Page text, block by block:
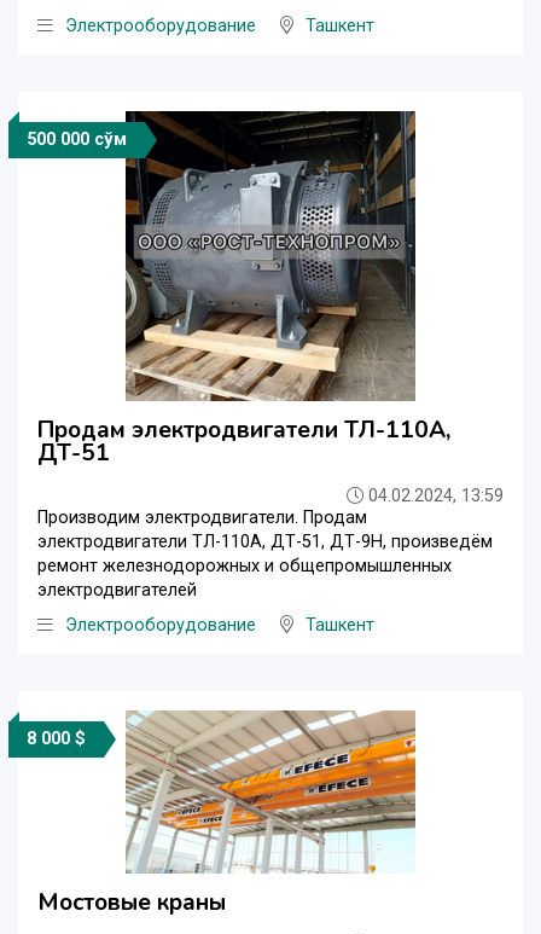
Электрооборудование
Ташкент
500 000 сўм
Продам электродвигатели ТЛ-110А,
ДТ-51
04.02.2024, 13:59
Производим электродвигатели. Продам
электродвигатели ТЛ-110А, ДТ-51, ДТ-9Н, произведём
ремонт железнодорожных и общепромышленных
электродвигателей
Электрооборудование
Ташкент
8 000 $
Mостовые краны